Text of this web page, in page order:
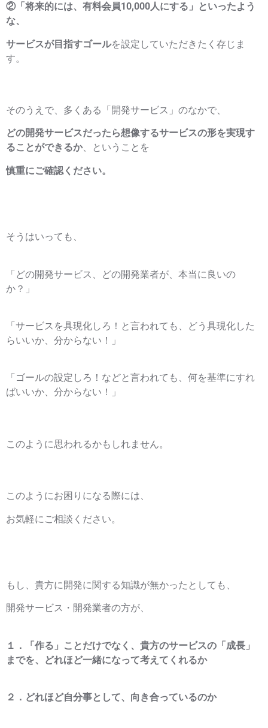
②「将来的には、有料会員10,000人にする」といったよう
な、
サービスが目指すゴールを設定していただきたく存じま
す。
そのうえで、多くある「開発サービス」のなかで、
どの開発サービスだったら想像するサービスの形を実現す
ることができるか、ということを
慎重にご確認ください。
そうはいっても、
「どの開発サービス、どの開発業者が、本当に良いの
か？」
「サービスを具現化しろ！と言われても、どう具現化した
らいいか、分からない！」
「ゴールの設定しろ！などと言われても、何を基準にすれ
ばいいか、分からない！」
このように思われるかもしれません。
このようにお困りになる際には、
お気軽にご相談ください。
もし、貴方に開発に関する知識が無かったとしても、
開発サービス・開発業者の方が、
１．「作る」ことだけでなく、貴方のサービスの「成長」
までを、どれほど一緒になって考えてくれるか
２．どれほど自分事として、向き合っているのか